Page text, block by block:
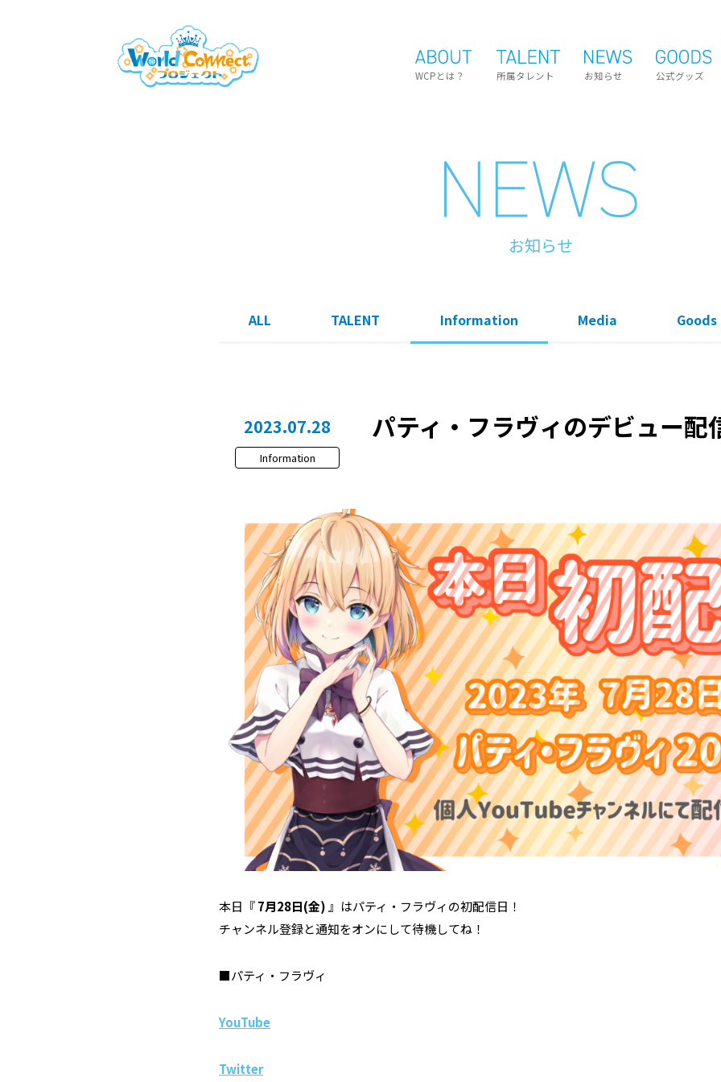
WCPとは？ 所属タレント お知らせ 公式グッズ
お知らせ
ALL TALENT Information Media Goods
2023.07.28
Information
パティ・フラヴィのデビュー配
本日『7月28日(金) 』はパティ・フラヴィの初配信日！
チャンネル登録と通知をオンにして待機してね！
■パティ・フラヴィ
YouTube
Twitter
所属タレント
お知らせ
公式グッズ